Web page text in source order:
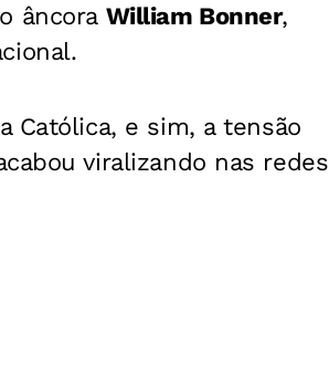
âncora William Bonner,
Católica, e sim, a tensão
viralizando nas redes